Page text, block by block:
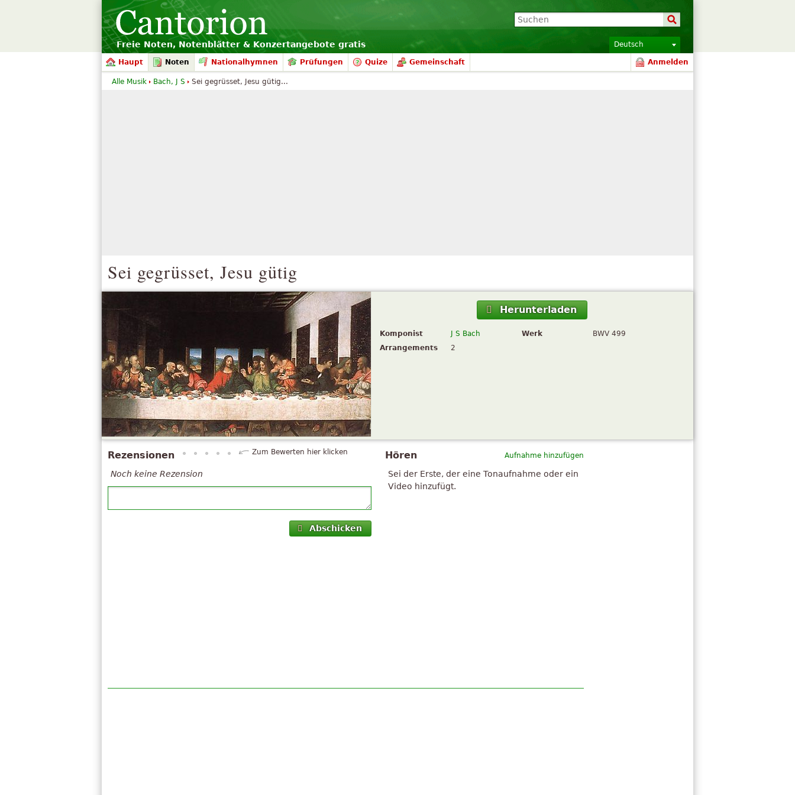
Freie Noten, Notenblätter & Konzertangebote gratis Deutsch
Haupt Noten Nationalhymnen Prüfungen Quize Gemeinschaft Anmelden
Sei gegrüsset, Jesu gütig
Herunterladen
Komponist J S Bach Werk
BWV 499
Arrangements
2
Aufnahme hinzufügen
Hören
Sei der Erste, der eine Tonaufnahme oder ein
Video hinzufügt.
Rezensionen Zum Bewerten hier klicken
Noch keine Rezension
Abschicken
Alle Musik Bach, J S Sei gegrüsset, Jesu gütig...